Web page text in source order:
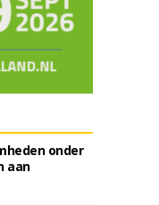
onder
aan